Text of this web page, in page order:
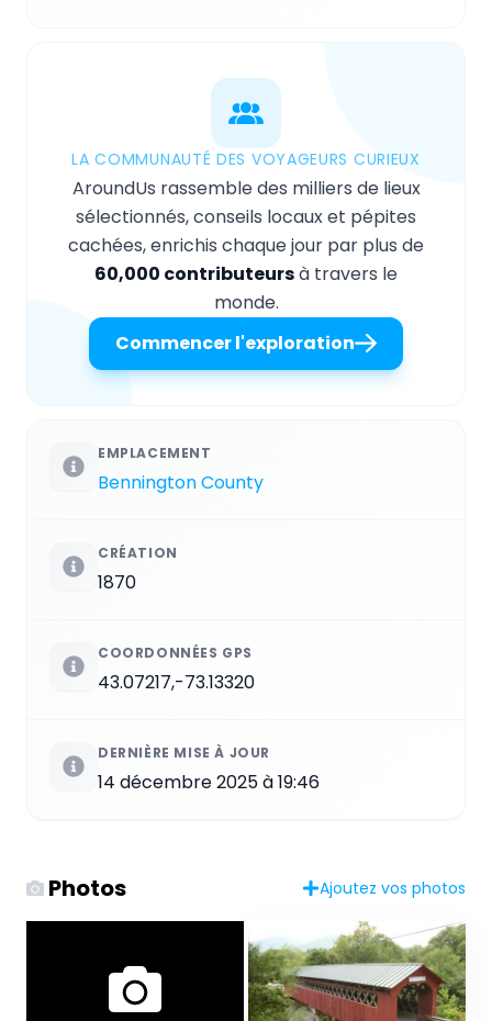
LA COMMUNAUTÉ DES VOYAGEURS CURIEUX
AroundUs rassemble des milliers de lieux
sélectionnés, conseils locaux et pépites
cachées, enrichis chaque jour par plus de
60,000 contributeursà travers le
monde.
Commencer l'exploration
EMPLACEMENT
Bennington County
CRÉATION
1870
COORDONNÉES GPS
43.07217,-73.13320
DERNIÈRE MISE À JOUR
14 décembre 2025 à 19:46
Photos Ajoutez vos photos